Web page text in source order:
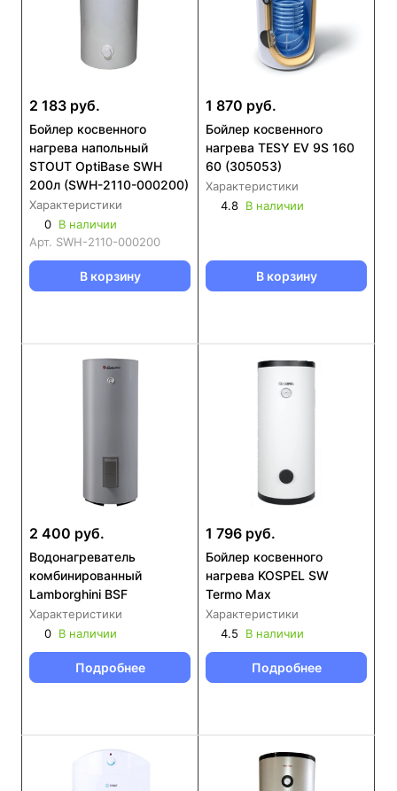
2 183 руб.
Бойлер косвенного
нагрева напольный
STOUT OptiBase SWH
200л (SWH-2110-000200)
Характеристики
0 В наличии
Арт. SWH-2110-000200
В корзину
1 870 руб.
Бойлер косвенного
нагрева TESY EV 9S 160
60 (305053)
Характеристики
4.8 В наличии
В корзину
2 400 руб.
Водонагреватель
комбинированный
Lamborghini BSF
Характеристики
0 В наличии
Подробнее
1 796 руб.
Бойлер косвенного
нагрева KOSPEL SW
Termo Max
Характеристики
4.5
В наличии
Подробнее